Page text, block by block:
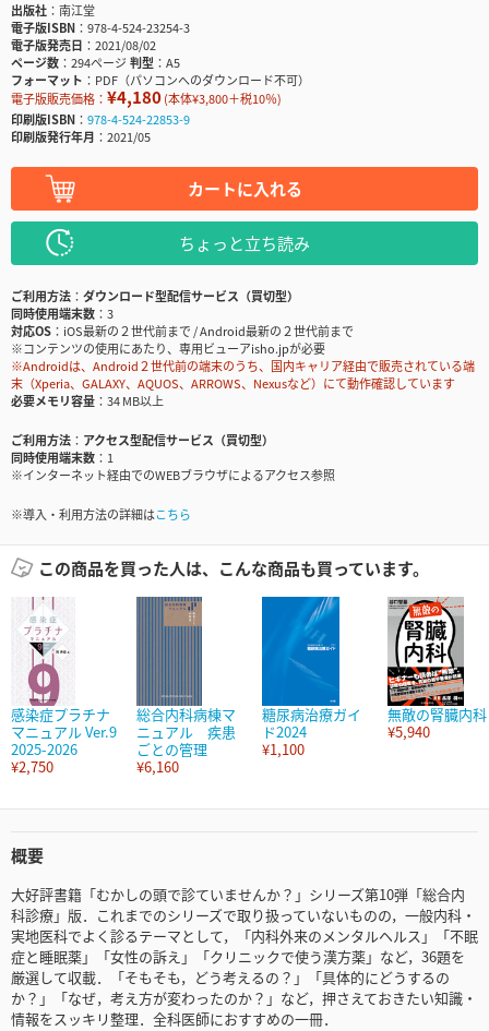
出版社
南江堂
電子版ISBN
978-4-524-23254-3
電子版発売日
2021/08/02
ページ数
294ページ判型
A5
フォーマット
PDF（パソコンへのダウンロード不可）
電子版販売価格： ¥4,180(本体¥3,800＋税10％)
印刷版ISBN
978-4-524-22853-9
印刷版発行年月
2021/05
カートに入れる
ちょっと立ち読み
ご利用方法
ダウンロード型配信サービス（買切型）
同時使用端末数
3
対応OS
iOS最新の２世代前まで / Android最新の２世代前まで
※コンテンツの使用にあたり、専用ビューアisho.jpが必要
※Androidは、Android２世代前の端末のうち、国内キャリア経由で販売されている端
末（Xperia、GALAXY、AQUOS、ARROWS、Nexusなど）にて動作確認しています
必要メモリ容量
34 MB以上
ご利用方法
アクセス型配信サービス（買切型）
同時使用端末数
1
※インターネット経由でのWEBブラウザによるアクセス参照
※導入・利用方法の詳細はこちら
この商品を買った人は、こんな商品も買っています。
感染症プラチナ
マニュアル Ver.9
2025-2026
¥2,750
総合内科病棟マ
ニュアル 疾患
ごとの管理
¥6,160
糖尿病治療ガイ
ド2024
¥1,100
無敵の腎臓内科
¥5,940
概要
大好評書籍「むかしの頭で診ていませんか？」シリーズ第10弾「総合内
科診療」版．これまでのシリーズで取り扱っていないものの，一般内科・
実地医科でよく診るテーマとして，「内科外来のメンタルヘルス」「不眠
症と睡眠薬」「女性の訴え」「クリニックで使う漢方薬」など，36題を
厳選して収載．「そもそも，どう考えるの？」「具体的にどうするの
か？」「なぜ，考え方が変わったのか？」など，押さえておきたい知識・
情報をスッキリ整理．全科医師におすすめの一冊．